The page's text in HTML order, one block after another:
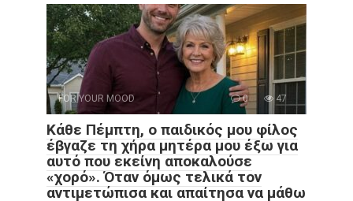
FOR YOUR MOOD 0 47
Κάθε Πέμπτη, ο παιδικός μου φίλος
έβγαζε τη χήρα μητέρα μου έξω για
αυτό που εκείνη αποκαλούσε
«χορό». Όταν όμως τελικά τον
αντιμετώπισα και απαίτησα να μάθω